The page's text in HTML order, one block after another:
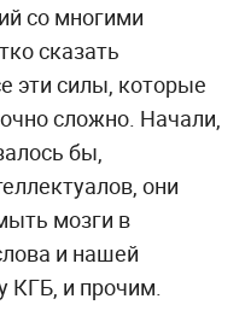
со многими
сказать
эти силы, которые
сложно. Начали,
бы,
они
мозги в
и нашей
КГБ, и прочим.